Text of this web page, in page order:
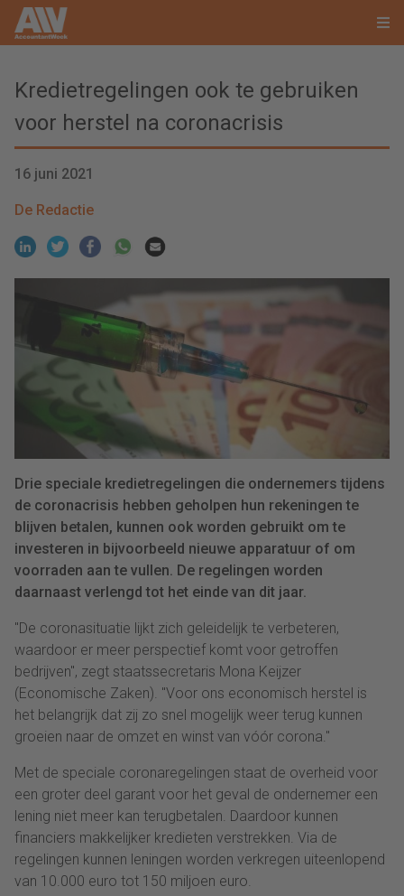
Kredietregelingen ook te gebruiken
voor herstel na coronacrisis
16 juni 2021
De Redactie
Drie speciale kredietregelingen die ondernemers tijdens
de coronacrisis hebben geholpen hun rekeningen te
blijven betalen, kunnen ook worden gebruikt om te
investeren in bijvoorbeeld nieuwe apparatuur of om
voorraden aan te vullen. De regelingen worden
daarnaast verlengd tot het einde van dit jaar.
"De coronasituatie lijkt zich geleidelijk te verbeteren,
waardoor er meer perspectief komt voor getroffen
bedrijven", zegt staatssecretaris Mona Keijzer
(Economische Zaken). "Voor ons economisch herstel is
het belangrijk dat zij zo snel mogelijk weer terug kunnen
groeien naar de omzet en winst van vóór corona."
Met de speciale coronaregelingen staat de overheid voor
een groter deel garant voor het geval de ondernemer een
lening niet meer kan terugbetalen. Daardoor kunnen
financiers makkelijker kredieten verstrekken. Via de
regelingen kunnen leningen worden verkregen uiteenlopend
van 10.000 euro tot 150 miljoen euro.